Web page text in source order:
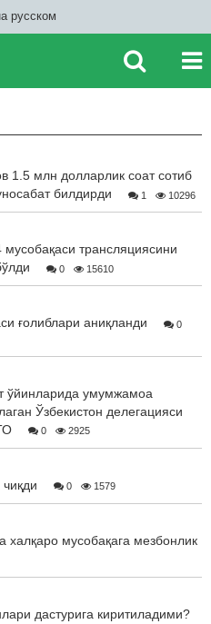
русском
млн долларлик соат сотиб
билдирди
1 10296
трансляциясини
0 15610
ғолиблари аниқланди
0
ўйинларида умумжамоа
Ўзбекистон делегацияси
0 2925
0 1579
халқаро мусобақага мезбонлик
дастурига киритиладими?